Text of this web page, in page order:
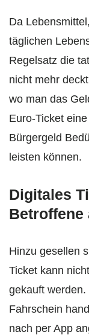
Da
täglichen
Regelsatz die
nicht mehr
wo man das
Euro-Ticket
Bürgergeld
leisten können.
Digitales
Betroffene
Hinzu gesellen
Ticket kann
gekauft
Fahrschein
nach per App